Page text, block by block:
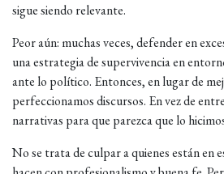
sigue siendo relevante.
Peor aún: muchas veces, defender en
una estrategia de supervivencia en
ante lo político. Entonces, en lugar de
perfeccionamos discursos. En vez de
narrativas para que parezca que lo
No se trata de culpar a quienes están en